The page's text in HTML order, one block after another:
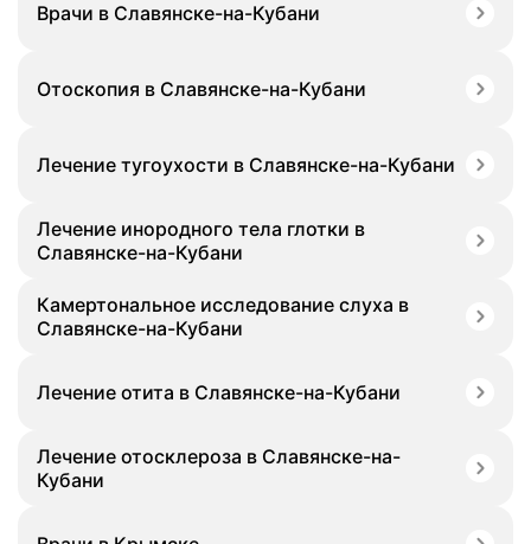
Врачи в Славянске-на-Кубани
Отоскопия в Славянске-на-Кубани
Лечение тугоухости в Славянске-на-Кубани
Лечение инородного тела глотки в
Славянске-на-Кубани
Камертональное исследование слуха в
Славянске-на-Кубани
Лечение отита в Славянске-на-Кубани
Лечение отосклероза в Славянске-на-
Кубани